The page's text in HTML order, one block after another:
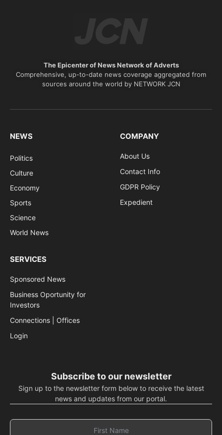
The Epicenter of News Network of Adverts
Comprehensive, up-to-date news coverage aggregated from
sources around the world by NETWORK JCN
NEWS
Politics
Culture
Economy
Sports
Science
World News
COMPANY
About Us
Contact Info
GDPR Policy
Expedient
SERVICES
Sponsored News
Business Oportunity for
Investors
Connections | Offices
Login
Subscribe to our newsletter
Sign up to the newsletter form below to receive the latest
news and updates from our portal.